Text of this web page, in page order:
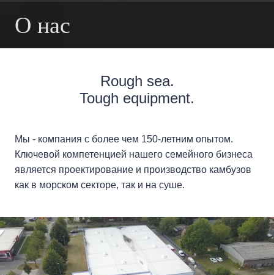
Rough sea.
Tough equipment.
Мы - компания с более чем 150-летним опытом.
Ключевой компетенцией нашего семейного бизнеса
является проектирование и производство камбузов
как в морском секторе, так и на суше.
О нас